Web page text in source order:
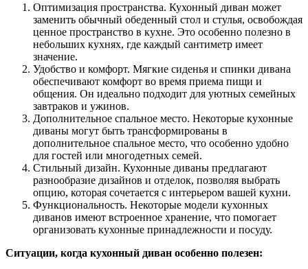
Оптимизация пространства. Кухонный диван может
заменить обычный обеденный стол и стулья, освобождая
ценное пространство в кухне. Это особенно полезно в
небольших кухнях, где каждый сантиметр имеет
значение.
Удобство и комфорт. Мягкие сиденья и спинки дивана
обеспечивают комфорт во время приема пищи и
общения. Он идеально подходит для уютных семейных
завтраков и ужинов.
Дополнительное спальное место. Некоторые кухонные
диваны могут быть трансформированы в
дополнительное спальное место, что особенно удобно
для гостей или многодетных семей.
Стильный дизайн. Кухонные диваны предлагают
разнообразие дизайнов и отделок, позволяя выбрать
опцию, которая сочетается с интерьером вашей кухни.
Функциональность. Некоторые модели кухонных
диванов имеют встроенное хранение, что помогает
организовать кухонные принадлежности и посуду.
Ситуации, когда кухонный диван особенно полезен: